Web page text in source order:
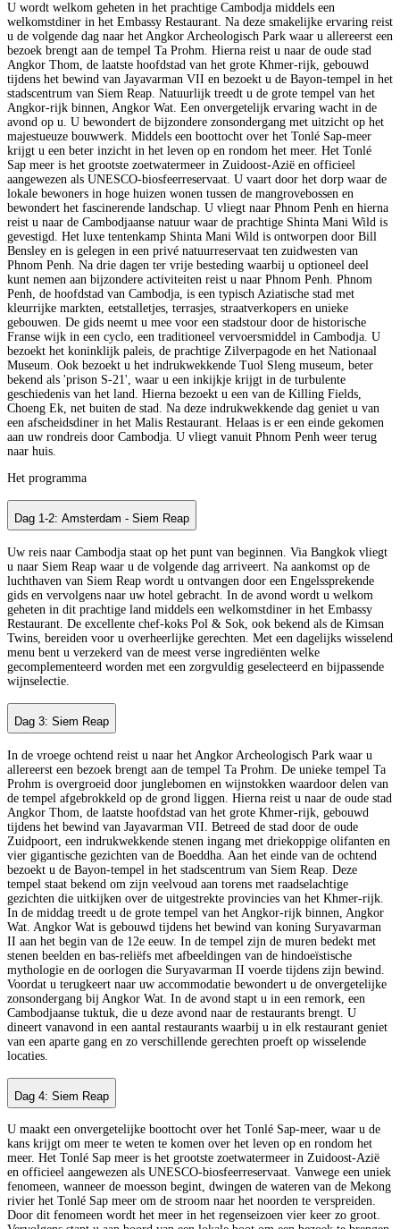
U wordt welkom geheten in het prachtige Cambodja middels een
welkomstdiner in het Embassy Restaurant. Na deze smakelijke ervaring reist
u de volgende dag naar het Angkor Archeologisch Park waar u allereerst een
bezoek brengt aan de tempel Ta Prohm. Hierna reist u naar de oude stad
Angkor Thom, de laatste hoofdstad van het grote Khmer-rijk, gebouwd
tijdens het bewind van Jayavarman VII en bezoekt u de Bayon-tempel in het
stadscentrum van Siem Reap. Natuurlijk treedt u de grote tempel van het
Angkor-rijk binnen, Angkor Wat. Een onvergetelijk ervaring wacht in de
avond op u. U bewondert de bijzondere zonsondergang met uitzicht op het
majestueuze bouwwerk. Middels een boottocht over het Tonlé Sap-meer
krijgt u een beter inzicht in het leven op en rondom het meer. Het Tonlé
Sap meer is het grootste zoetwatermeer in Zuidoost-Azië en officieel
aangewezen als UNESCO-biosfeerreservaat. U vaart door het dorp waar de
lokale bewoners in hoge huizen wonen tussen de mangrovebossen en
bewondert het fascinerende landschap. U vliegt naar Phnom Penh en hierna
reist u naar de Cambodjaanse natuur waar de prachtige Shinta Mani Wild is
gevestigd. Het luxe tentenkamp Shinta Mani Wild is ontworpen door Bill
Bensley en is gelegen in een privé natuurreservaat ten zuidwesten van
Phnom Penh. Na drie dagen ter vrije besteding waarbij u optioneel deel
kunt nemen aan bijzondere activiteiten reist u naar Phnom Penh. Phnom
Penh, de hoofdstad van Cambodja, is een typisch Aziatische stad met
kleurrijke markten, eetstalletjes, terrasjes, straatverkopers en unieke
gebouwen. De gids neemt u mee voor een stadstour door de historische
Franse wijk in een cyclo, een traditioneel vervoersmiddel in Cambodja. U
bezoekt het koninklijk paleis, de prachtige Zilverpagode en het Nationaal
Museum. Ook bezoekt u het indrukwekkende Tuol Sleng museum, beter
bekend als 'prison S-21', waar u een inkijkje krijgt in de turbulente
geschiedenis van het land. Hierna bezoekt u een van de Killing Fields,
Choeng Ek, net buiten de stad. Na deze indrukwekkende dag geniet u van
een afscheidsdiner in het Malis Restaurant. Helaas is er een einde gekomen
aan uw rondreis door Cambodja. U vliegt vanuit Phnom Penh weer terug
naar huis.
Het programma
Dag 1-2: Amsterdam - Siem Reap
Uw reis naar Cambodja staat op het punt van beginnen. Via Bangkok vliegt
u naar Siem Reap waar u de volgende dag arriveert. Na aankomst op de
luchthaven van Siem Reap wordt u ontvangen door een Engelssprekende
gids en vervolgens naar uw hotel gebracht. In de avond wordt u welkom
geheten in dit prachtige land middels een welkomstdiner in het Embassy
Restaurant. De excellente chef-koks Pol & Sok, ook bekend als de Kimsan
Twins, bereiden voor u overheerlijke gerechten. Met een dagelijks wisselend
menu bent u verzekerd van de meest verse ingrediënten welke
gecomplementeerd worden met een zorgvuldig geselecteerd en bijpassende
wijnselectie.
Dag 3: Siem Reap
In de vroege ochtend reist u naar het Angkor Archeologisch Park waar u
allereerst een bezoek brengt aan de tempel Ta Prohm. De unieke tempel Ta
Prohm is overgroeid door junglebomen en wijnstokken waardoor delen van
de tempel afgebrokkeld op de grond liggen. Hierna reist u naar de oude stad
Angkor Thom, de laatste hoofdstad van het grote Khmer-rijk, gebouwd
tijdens het bewind van Jayavarman VII. Betreed de stad door de oude
Zuidpoort, een indrukwekkende stenen ingang met driekoppige olifanten en
vier gigantische gezichten van de Boeddha. Aan het einde van de ochtend
bezoekt u de Bayon-tempel in het stadscentrum van Siem Reap. Deze
tempel staat bekend om zijn veelvoud aan torens met raadselachtige
gezichten die uitkijken over de uitgestrekte provincies van het Khmer-rijk.
In de middag treedt u de grote tempel van het Angkor-rijk binnen, Angkor
Wat. Angkor Wat is gebouwd tijdens het bewind van koning Suryavarman
II aan het begin van de 12e eeuw. In de tempel zijn de muren bedekt met
stenen beelden en bas-reliëfs met afbeeldingen van de hindoeïstische
mythologie en de oorlogen die Suryavarman II voerde tijdens zijn bewind.
Voordat u terugkeert naar uw accommodatie bewondert u de onvergetelijke
zonsondergang bij Angkor Wat. In de avond stapt u in een remork, een
Cambodjaanse tuktuk, die u deze avond naar de restaurants brengt. U
dineert vanavond in een aantal restaurants waarbij u in elk restaurant geniet
van een aparte gang en zo verschillende gerechten proeft op wisselende
locaties.
Dag 4: Siem Reap
U maakt een onvergetelijke boottocht over het Tonlé Sap-meer, waar u de
kans krijgt om meer te weten te komen over het leven op en rondom het
meer. Het Tonlé Sap meer is het grootste zoetwatermeer in Zuidoost-Azië
en officieel aangewezen als UNESCO-biosfeerreservaat. Vanwege een uniek
fenomeen, wanneer de moesson begint, dwingen de wateren van de Mekong
rivier het Tonlé Sap meer om de stroom naar het noorden te verspreiden.
Door dit fenomeen wordt het meer in het regenseizoen vier keer zo groot.